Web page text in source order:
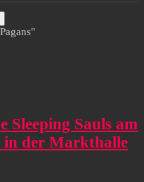
Sauls am
in der Markthalle